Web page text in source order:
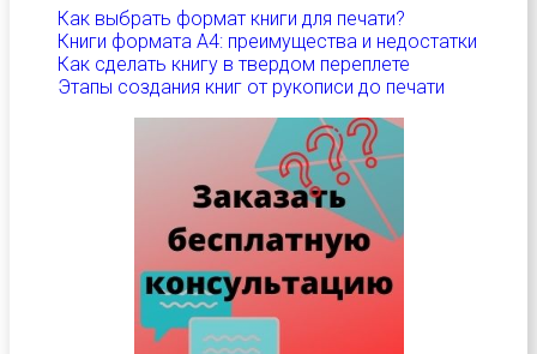
Как выбрать формат книги для печати?
Книги формата А4: преимущества и недостатки
Как сделать книгу в твердом переплете
Этапы создания книг от рукописи до печати